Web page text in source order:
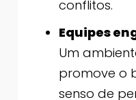
conflitos.
Equipes
Um
promove o
senso de